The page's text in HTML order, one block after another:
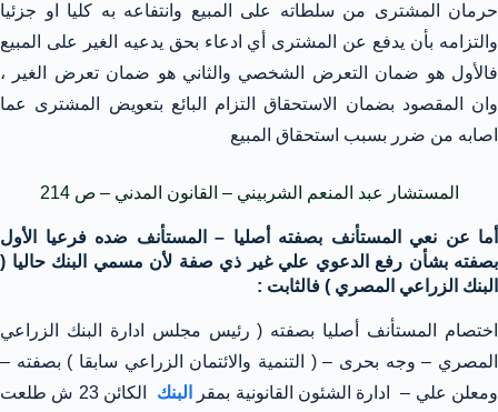
حرمان المشترى من سلطاته على المبيع وانتفاعه به كليا او جزئيا
والتزامه بأن يدفع عن المشترى أي ادعاء بحق يدعيه الغير على المبيع
فالأول هو ضمان التعرض الشخصي والثاني هو ضمان تعرض الغير ،
وان المقصود بضمان الاستحقاق التزام البائع بتعويض المشترى عما
اصابه من ضرر بسبب استحقاق المبيع
المستشار عبد المنعم الشربيني – القانون المدني – ص 214
أما عن نعي المستأنف بصفته أصليا – المستأنف ضده فرعيا الأول
بصفته بشأن رفع الدعوي علي غير ذي صفة لأن مسمي البنك حاليا (
البنك الزراعي المصري ) فالثابت :
اختصام المستأنف أصليا بصفته ( رئيس مجلس ادارة البنك الزراعي
المصري – وجه بحرى – ( التنمية والائتمان الزراعي سابقا ) بصفته –
ومعلن علي – ادارة الشئون القانونية بمقر
البنك
الكائن 23 ش طلعت